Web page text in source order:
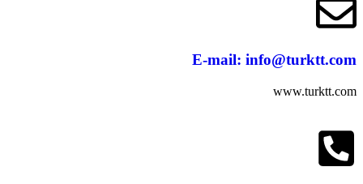
E-mail: info@turktt.com
www.turktt.com